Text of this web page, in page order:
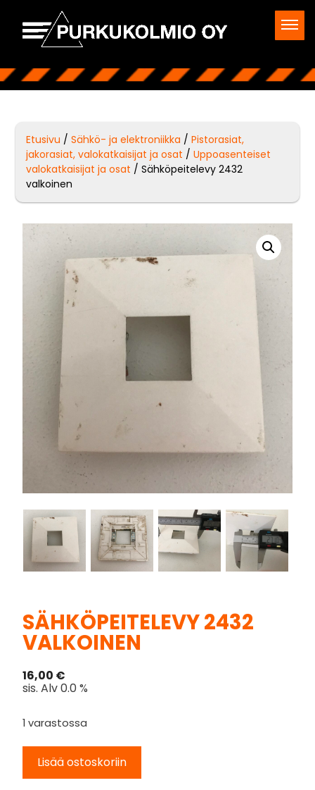
Etusivu /Sähkö- ja elektroniikka /Pistorasiat,
jakorasiat, valokatkaisijat ja osat /Uppoasenteiset
valokatkaisijat ja osat / Sähköpeitelevy 2432
valkoinen
SÄHKÖPEITELEVY 2432
VALKOINEN
16,00 €
sis. Alv 0.0 %
1 varastossa
Lisää ostoskoriin